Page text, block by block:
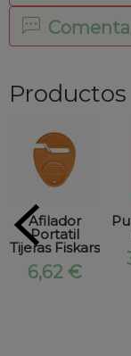
Afilador
Portatil
Tijeras Fiskars
6,62 €